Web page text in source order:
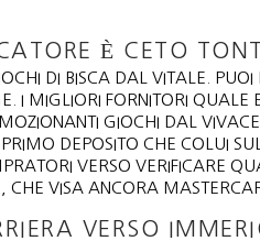
È CETO
DI BISCA DAL VITALE. PUOI
I MIGLIORI FORNITORI QUALE
GIOCHI DAL
DEPOSITO CHE COLUI
VERSO VERIFICARE
CHE VISA ANCORA
VERSO